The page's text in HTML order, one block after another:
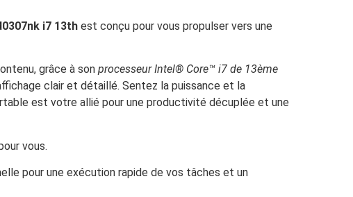
i7 13th est conçu pour vous propulser vers une
grâce à son processeur Intel® Core™ i7 de 13ème
clair et détaillé. Sentez la puissance et la
est votre allié pour une productivité décuplée et une
vous.
pour une exécution rapide de vos tâches et un